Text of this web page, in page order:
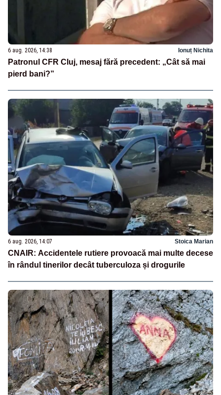
6 aug. 2026, 14:38 Ionuț Nichita
Patronul CFR Cluj, mesaj fără precedent: „Cât să mai
pierd bani?”
6 aug. 2026, 14:07 Stoica Marian
CNAIR: Accidentele rutiere provoacă mai multe decese
în rândul tinerilor decât tuberculoza și drogurile